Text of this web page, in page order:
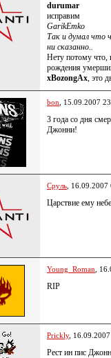
durumar
исправим
GarikEmko
Так и думал что
ни сказанно..
Нету потому что,
рождения
xBozongAx, это
bon , 15.09.2007
3 года со дня
Джонни!
Сруль ,
Царствие ему
Young_Roman ,
RIP
Prickly,
Рест ин пис